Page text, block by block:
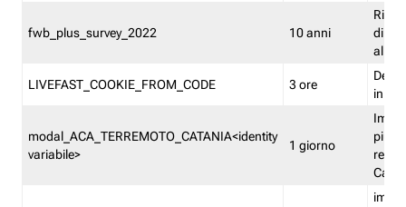
fwb_plus_survey_2022 10 anni
di
LIVEFAST_COOKIE_FROM_CODE 3 ore
in
modal_ACA_TERREMOTO_CATANIA<identity
variabile>
1 giorno
più